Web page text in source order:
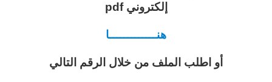
إلكتروني pdf
هنـــــــــــــا
أو اطلب الملف من خلال الرقم التالي